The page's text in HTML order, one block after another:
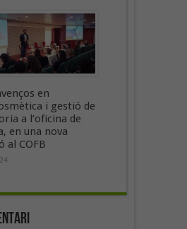
en
i gestió de
a l’oficina de
en una nova
al COFB